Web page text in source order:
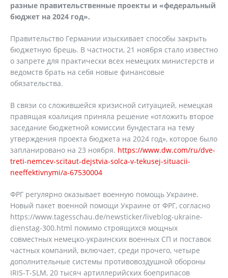
разные правительственные проекты и «федеральный
бюджет на 2024 год».
Правительство Германии изыскивает способы закрыть
бюджетную брешь. В частности, 21 ноября стало известно
о запрете для практически всех немецких министерств и
ведомств брать на себя новые финансовые
обязательства.
В связи со сложившейся кризисной ситуацией, немецкая
правящая коалиция приняла решение «отложить второе
заседание бюджетной комиссии бундестага на тему
утверждения проекта бюджета на 2024 год», которое было
запланировано на 23 ноября. https://www.dw.com/ru/dve-
treti-nemcev-scitaut-dejstvia-solca-v-tekusej-situacii-
neeffektivnymi/a-67530004
ФРГ регулярно оказывает военную помощь Украине.
Новый пакет военной помощи Украине от ФРГ, согласно
https://www.tagesschau.de/newsticker/liveblog-ukraine-
dienstag-300.html помимо строящихся мощных
совместных немецко-украинских военных СП и поставок
частных компаний, включает, среди прочего, четыре
дополнительные системы противовоздушной обороны
IRIS-T-SLM, 20 тысяч артиллерийских боеприпасов